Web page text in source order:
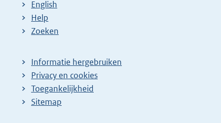
English
Help
Zoeken
Informatie hergebruiken
Privacy en cookies
Toegankelijkheid
Sitemap